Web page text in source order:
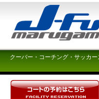
クーバー・コーチング・サッカ